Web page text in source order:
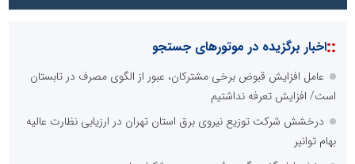
::اخبار برگزیده در موتورهای جستجو
عامل افزایش قبوض برخی مشترکان، عبور از الگوی مصرف در تابستان
است/ افزایش تعرفه نداشتیم
درخشش شرکت توزیع نیروی برق استان تهران در ارزیابی نظارت عالیه
بهام توانیر